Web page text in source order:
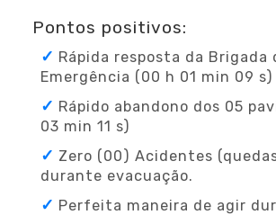
Pontos positivos:
Rápida resposta da Brigada
Emergência (00 h 01 min 09 s)
Rápido abandono dos 05
03 min 11 s)
Zero (00) Acidentes
durante evacuação.
Perfeita maneira de agir